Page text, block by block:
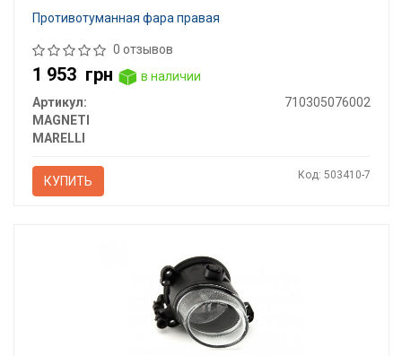
Противотуманная фара правая
0 отзывов
1 953 грн
в наличии
Артикул:
710305076002
MAGNETI
MARELLI
КУПИТЬ Код: 503410-7